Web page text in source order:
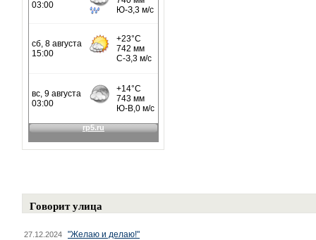
Говорит улица
27.12.2024 "Желаю и делаю!"